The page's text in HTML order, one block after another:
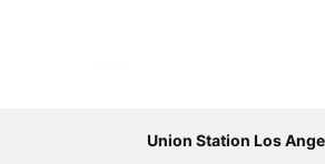
Union Station Los